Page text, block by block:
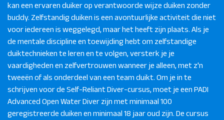
kan een ervaren duiker op verantwoorde wijze duiken zonder
buddy. Zelfstandig duiken is een avontuurlijke activiteit die niet
voor iedereen is weggelegd, maar het heeft zijn plaats. Als je
de mentale discipline en toewijding hebt om zelfstandige
duiktechnieken te leren en te volgen, versterk je je
vaardigheden en zelfvertrouwen wanneer je alleen, met z'n
tweeën of als onderdeel van een team duikt. Om je in te
schrijven voor de Self-Reliant Diver-cursus, moet je een PADI
Advanced Open Water Diver zijn met minimaal 100
geregistreerde duiken en minimaal 18 jaar oud zijn. De cursus